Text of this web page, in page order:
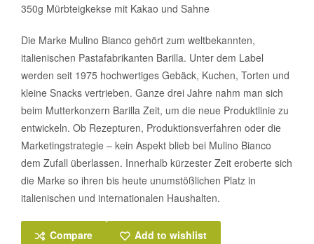
350g Mürbteigkekse mit Kakao und Sahne
Die Marke Mulino Bianco gehört zum weltbekannten,
italienischen Pastafabrikanten Barilla. Unter dem Label
werden seit 1975 hochwertiges Gebäck, Kuchen, Torten und
kleine Snacks vertrieben. Ganze drei Jahre nahm man sich
beim Mutterkonzern Barilla Zeit, um die neue Produktlinie zu
entwickeln. Ob Rezepturen, Produktionsverfahren oder die
Marketingstrategie – kein Aspekt blieb bei Mulino Bianco
dem Zufall überlassen. Innerhalb kürzester Zeit eroberte sich
die Marke so ihren bis heute unumstößlichen Platz in
italienischen und internationalen Haushalten.
Compare
Add to wishlist